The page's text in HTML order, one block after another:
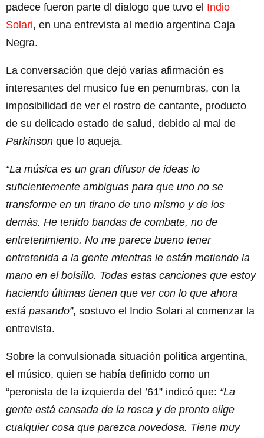
padece fueron parte dl dialogo que tuvo el Indio
Solari, en una entrevista al medio argentina Caja
Negra.
La conversación que dejó varias afirmación es
interesantes del musico fue en penumbras, con la
imposibilidad de ver el rostro de cantante, producto
de su delicado estado de salud, debido al mal de
Parkinson que lo aqueja.
“La música es un gran difusor de ideas lo
suficientemente ambiguas para que uno no se
transforme en un tirano de uno mismo y de los
demás. He tenido bandas de combate, no de
entretenimiento. No me parece bueno tener
entretenida a la gente mientras le están metiendo la
mano en el bolsillo. Todas estas canciones que estoy
haciendo últimas tienen que ver con lo que ahora
está pasando”, sostuvo el Indio Solari al comenzar la
entrevista.
Sobre la convulsionada situación política argentina,
el músico, quien se había definido como un
“peronista de la izquierda del ’61” indicó que: “La
gente está cansada de la rosca y de pronto elige
cualquier cosa que parezca novedosa. Tiene muy